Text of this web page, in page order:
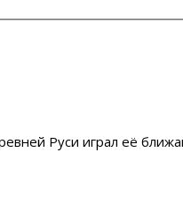
Руси играл её